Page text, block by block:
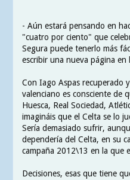
- Aún estará pensando en
"cuatro por ciento" que
Segura puede tenerlo más
escribir una nueva página en
Con Iago Aspas recuperado
valenciano es consciente de
Huesca, Real Sociedad,
imagináis que el Celta se lo
Sería demasiado sufrir,
dependería del Celta, en su
campaña 2012\13 en la que
Decisiones, esas que tiene